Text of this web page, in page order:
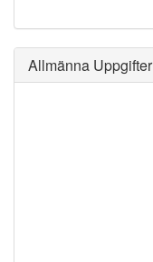
Allmänna Uppgifter